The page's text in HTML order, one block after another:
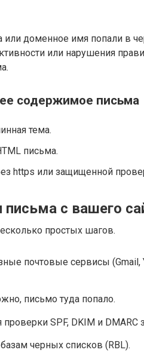
или доменное имя попали в
или нарушения
содержимое письма
тема.
письма.
https или защищенной
с вашего
простых шагов.
почтовые сервисы (Gmail,
письмо туда попало.
SPF, DKIM и DMARC
черных списков (RBL).